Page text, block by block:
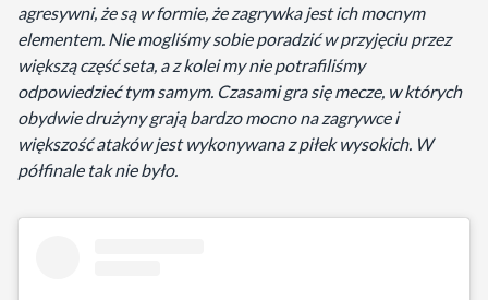
agresywni, że są w formie, że zagrywka jest ich mocnym
elementem. Nie mogliśmy sobie poradzić w przyjęciu przez
większą część seta, a z kolei my nie potrafiliśmy
odpowiedzieć tym samym. Czasami gra się mecze, w których
obydwie drużyny grają bardzo mocno na zagrywce i
większość ataków jest wykonywana z piłek wysokich. W
półfinale tak nie było.